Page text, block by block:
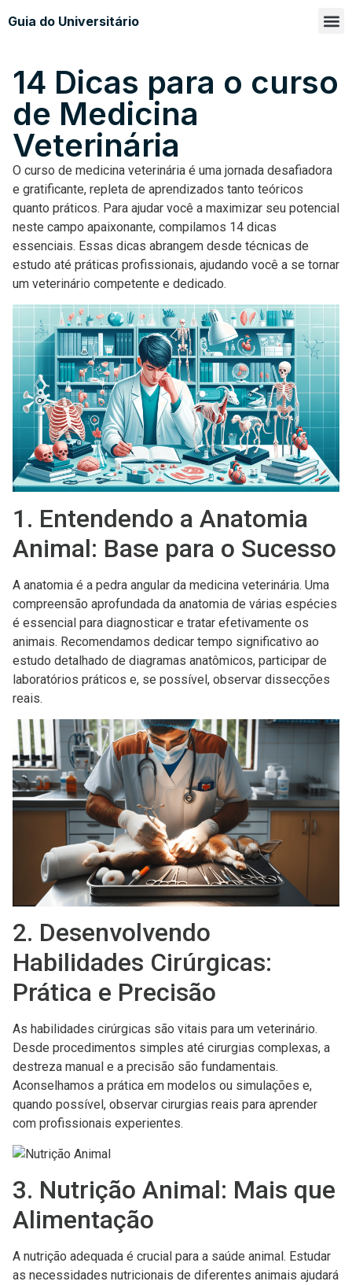
Guia do Universitário
14 Dicas para o curso
de Medicina
Veterinária
O curso de medicina veterinária é uma jornada desafiadora
e gratificante, repleta de aprendizados tanto teóricos
quanto práticos. Para ajudar você a maximizar seu potencial
neste campo apaixonante, compilamos 14 dicas
essenciais. Essas dicas abrangem desde técnicas de
estudo até práticas profissionais, ajudando você a se tornar
um veterinário competente e dedicado.
1. Entendendo a Anatomia
Animal: Base para o Sucesso
A anatomia é a pedra angular da medicina veterinária. Uma
compreensão aprofundada da anatomia de várias espécies
é essencial para diagnosticar e tratar efetivamente os
animais. Recomendamos dedicar tempo significativo ao
estudo detalhado de diagramas anatômicos, participar de
laboratórios práticos e, se possível, observar dissecções
reais.
2. Desenvolvendo
Habilidades Cirúrgicas:
Prática e Precisão
As habilidades cirúrgicas são vitais para um veterinário.
Desde procedimentos simples até cirurgias complexas, a
destreza manual e a precisão são fundamentais.
Aconselhamos a prática em modelos ou simulações e,
quando possível, observar cirurgias reais para aprender
com profissionais experientes.
3. Nutrição Animal: Mais que
Alimentação
A nutrição adequada é crucial para a saúde animal. Estudar
as necessidades nutricionais de diferentes animais ajudará